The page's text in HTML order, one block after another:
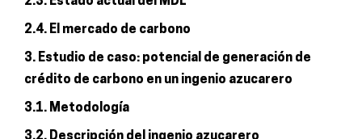
2.4. El mercado de carbono
3. Estudio de caso: potencial de generación de
crédito de carbono en un ingenio azucarero
3.1. Metodología